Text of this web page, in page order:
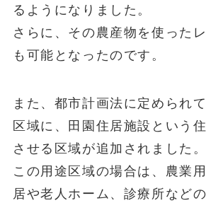
るようになりました。
さらに、その農産物を使った
も可能となったのです。
また、都市計画法に定められ
区域に、田園住居施設という
させる区域が追加されました。
この用途区域の場合は、農業
居や老人ホーム、診療所など